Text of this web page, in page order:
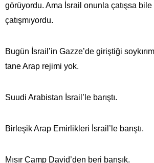
görüyordu. Ama İsrail onunla çatışsa bile
çatışmıyordu.
Bugün İsrail’in Gazze’de giriştiği
tane Arap rejimi yok.
Suudi Arabistan İsrail’le barıştı.
Birleşik Arap Emirlikleri İsrail’le barıştı.
Mısır Camp David’den beri barışık.